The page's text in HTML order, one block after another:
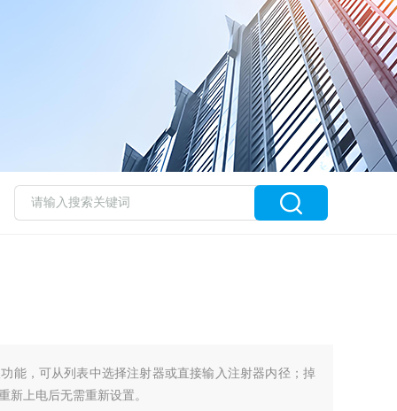
能，可从列表中选择注射器或直接输入注射器内径；掉
新上电后无需重新设置。